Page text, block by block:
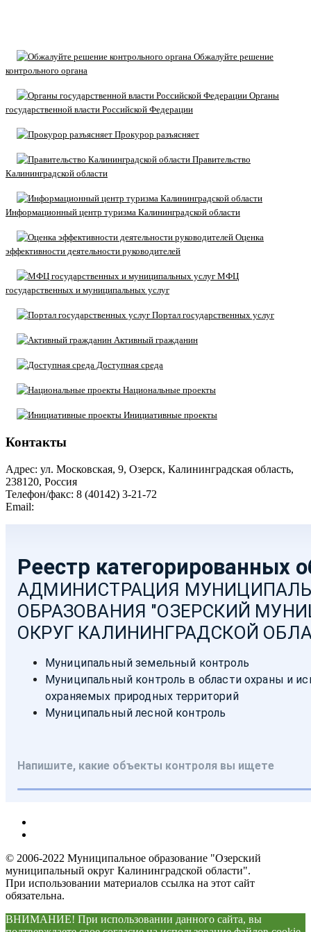
Обжалуйте решение
контрольного органа
Органы
государственной власти Российской Федерации
Прокурор разъясняет
Правительство
Калининградской области
Информационный центр туризма Калининградской области
Оценка
эффективности деятельности руководителей
МФЦ
государственных и муниципальных услуг
Портал государственных услуг
Активный гражданин
Доступная среда
Национальные проекты
Инициативные проекты
Контакты
Адрес: ул. Московская, 9, Озерск, Калининградская область,
238120, Россия
Телефон/факс: 8 (40142) 3-21-72
Email:
© 2006-2022 Муниципальное образование "Озерский
муниципальный округ Калининградской области".
При использовании материалов ссылка на этот сайт
обязательна.
ВНИМАНИЕ! При использовании данного сайта, вы